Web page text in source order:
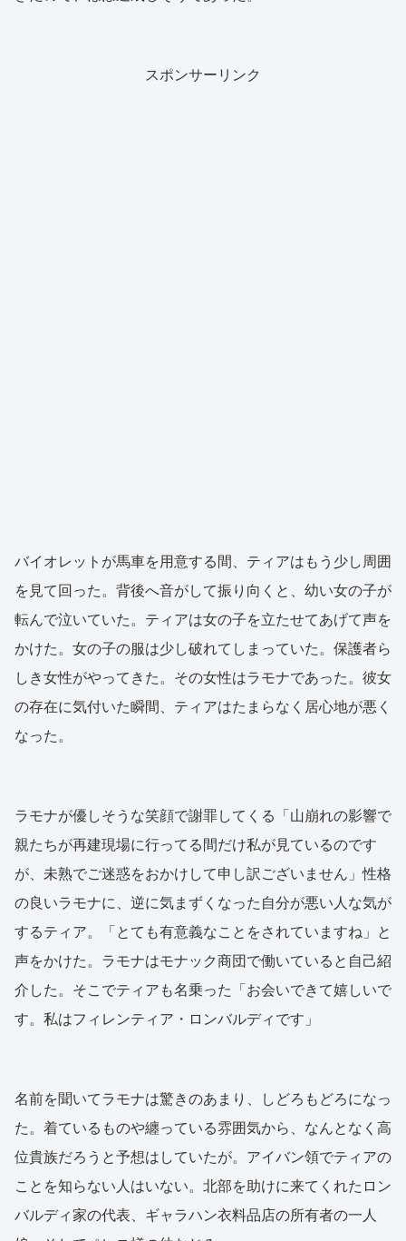
スポンサーリンク
バイオレットが馬車を用意する間、ティアはもう少し周囲
を見て回った。背後へ音がして振り向くと、幼い女の子が
転んで泣いていた。ティアは女の子を立たせてあげて声を
かけた。女の子の服は少し破れてしまっていた。保護者ら
しき女性がやってきた。その女性はラモナであった。彼女
の存在に気付いた瞬間、ティアはたまらなく居心地が悪く
なった。
ラモナが優しそうな笑顔で謝罪してくる「山崩れの影響で
親たちが再建現場に行ってる間だけ私が見ているのです
が、未熟でご迷惑をおかけして申し訳ございません」性格
の良いラモナに、逆に気まずくなった自分が悪い人な気が
するティア。「とても有意義なことをされていますね」と
声をかけた。ラモナはモナック商団で働いていると自己紹
介した。そこでティアも名乗った「お会いできて嬉しいで
す。私はフィレンティア・ロンバルディです」
名前を聞いてラモナは驚きのあまり、しどろもどろになっ
た。着ているものや纏っている雰囲気から、なんとなく高
位貴族だろうと予想はしていたが。アイバン領でティアの
ことを知らない人はいない。北部を助けに来てくれたロン
バルディ家の代表、ギャラハン衣料品店の所有者の一人